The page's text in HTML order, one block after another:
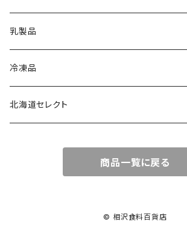
乳製品
冷凍品
北海道セレクト
商品一覧に戻る
© 相沢食料百貨店